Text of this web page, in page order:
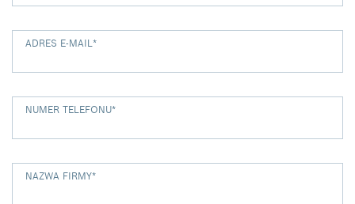
ADRES E-MAIL*
NUMER TELEFONU*
NAZWA FIRMY*